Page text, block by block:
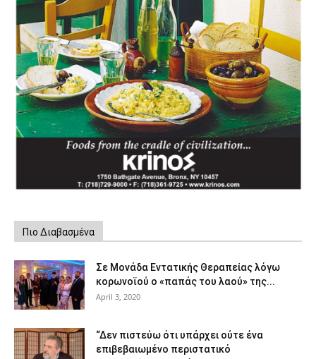
Πιο Διαβασμένα
Σε Μονάδα Εντατικής Θεραπείας λόγω
κορωνοϊού ο «παπάς του λαού» της...
April 3, 2020
“Δεν πιστεύω ότι υπάρχει ούτε ένα
επιβεβαιωμένο περιστατικό